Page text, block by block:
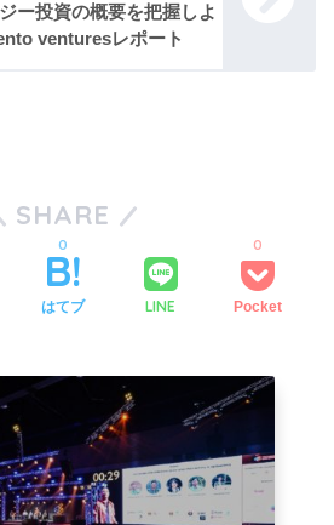
ー投資の概要を把握しよ
venturesレポート
SHARE
はてブ
0
LINE Pocket
0